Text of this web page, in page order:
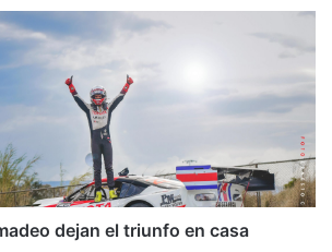
dejan el triunfo en casa